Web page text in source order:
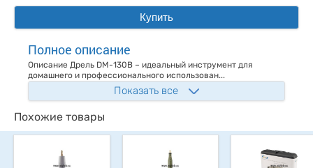
Купить
Полное описание
Описание Дрель DM-130B – идеальный инструмент для
домашнего и профессионального использован...
Показать все
Похожие товары